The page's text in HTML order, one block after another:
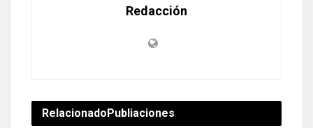
Redacción
RelacionadoPubliaciones